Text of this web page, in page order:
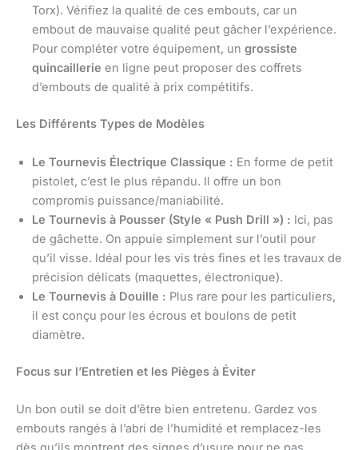
Torx). Vérifiez la qualité de ces embouts, car un
embout de mauvaise qualité peut gâcher l’expérience.
Pour compléter votre équipement, un grossiste
quincaillerie en ligne peut proposer des coffrets
d’embouts de qualité à prix compétitifs.
Les Différents Types de Modèles
Le Tournevis Électrique Classique : En forme de petit
pistolet, c’est le plus répandu. Il offre un bon
compromis puissance/maniabilité.
Le Tournevis à Pousser (Style « Push Drill ») : Ici, pas
de gâchette. On appuie simplement sur l’outil pour
qu’il visse. Idéal pour les vis très fines et les travaux de
précision délicats (maquettes, électronique).
Le Tournevis à Douille : Plus rare pour les particuliers,
il est conçu pour les écrous et boulons de petit
diamètre.
Focus sur l’Entretien et les Pièges à Éviter
Un bon outil se doit d’être bien entretenu. Gardez vos
embouts rangés à l’abri de l’humidité et remplacez-les